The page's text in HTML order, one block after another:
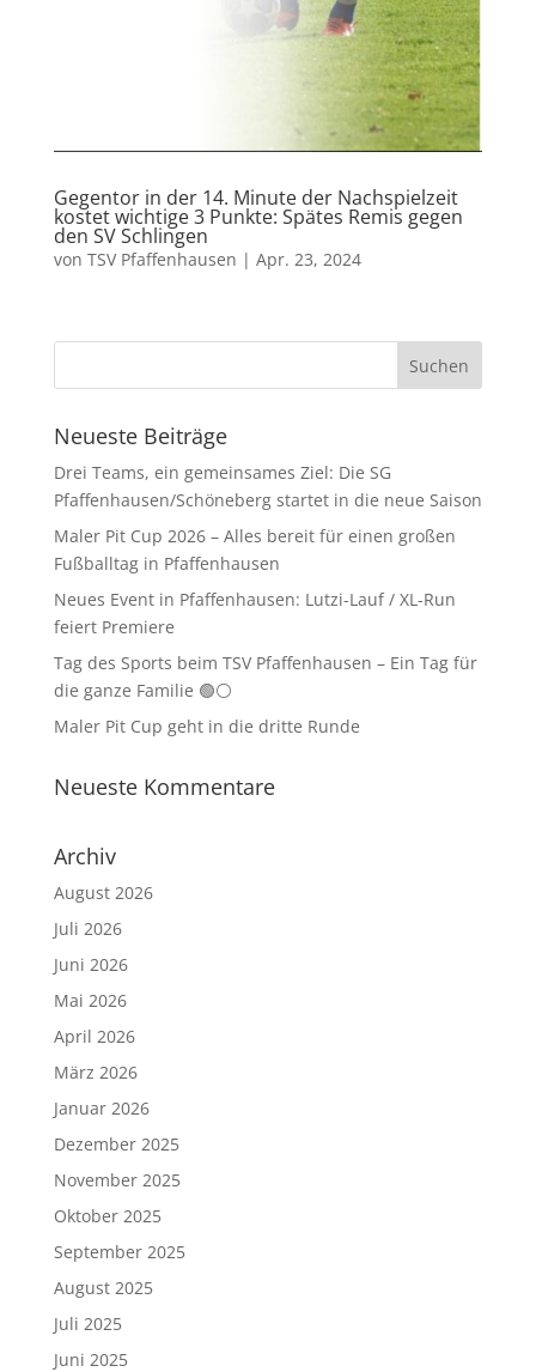
Gegentor in der 14. Minute der Nachspielzeit
kostet wichtige 3 Punkte: Spätes Remis gegen
den SV Schlingen
von TSV Pfaffenhausen | Apr. 23, 2024
Neueste Beiträge
Drei Teams, ein gemeinsames Ziel: Die SG
Pfaffenhausen/Schöneberg startet in die neue Saison
Maler Pit Cup 2026 – Alles bereit für einen großen
Fußballtag in Pfaffenhausen
Neues Event in Pfaffenhausen: Lutzi-Lauf / XL-Run
feiert Premiere
Tag des Sports beim TSV Pfaffenhausen – Ein Tag für
die ganze Familie 🟢⚪
Maler Pit Cup geht in die dritte Runde
Neueste Kommentare
Archiv
August 2026
Juli 2026
Juni 2026
Mai 2026
April 2026
März 2026
Januar 2026
Dezember 2025
November 2025
Oktober 2025
September 2025
August 2025
Juli 2025
Juni 2025